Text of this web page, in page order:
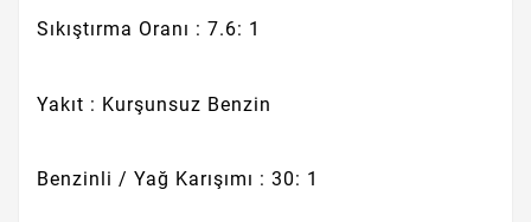
Sıkıştırma Oranı : 7.6: 1
Yakıt : Kurşunsuz Benzin
Benzinli / Yağ Karışımı : 30: 1